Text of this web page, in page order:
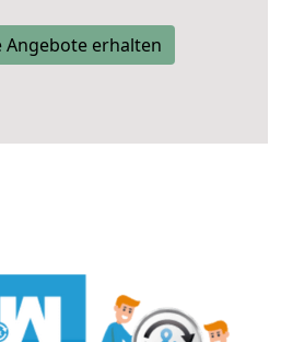
Angebote erhalten